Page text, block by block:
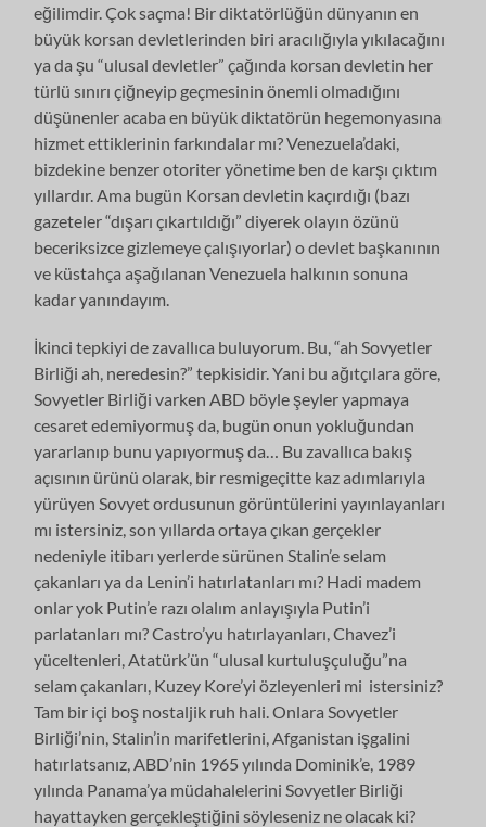
eğilimdir. Çok saçma! Bir diktatörlüğün dünyanın en
büyük korsan devletlerinden biri aracılığıyla yıkılacağını
ya da şu “ulusal devletler” çağında korsan devletin her
türlü sınırı çiğneyip geçmesinin önemli olmadığını
düşünenler acaba en büyük diktatörün hegemonyasına
hizmet ettiklerinin farkındalar mı? Venezuela’daki,
bizdekine benzer otoriter yönetime ben de karşı çıktım
yıllardır. Ama bugün Korsan devletin kaçırdığı (bazı
gazeteler “dışarı çıkartıldığı” diyerek olayın özünü
beceriksizce gizlemeye çalışıyorlar) o devlet başkanının
ve küstahça aşağılanan Venezuela halkının sonuna
kadar yanındayım.
İkinci tepkiyi de zavallıca buluyorum. Bu, “ah Sovyetler
Birliği ah, neredesin?” tepkisidir. Yani bu ağıtçılara göre,
Sovyetler Birliği varken ABD böyle şeyler yapmaya
cesaret edemiyormuş da, bugün onun yokluğundan
yararlanıp bunu yapıyormuş da… Bu zavallıca bakış
açısının ürünü olarak, bir resmigeçitte kaz adımlarıyla
yürüyen Sovyet ordusunun görüntülerini yayınlayanları
mı istersiniz, son yıllarda ortaya çıkan gerçekler
nedeniyle itibarı yerlerde sürünen Stalin’e selam
çakanları ya da Lenin’i hatırlatanları mı? Hadi madem
onlar yok Putin’e razı olalım anlayışıyla Putin’i
parlatanları mı? Castro’yu hatırlayanları, Chavez’i
yüceltenleri, Atatürk’ün “ulusal kurtuluşçuluğu”na
selam çakanları, Kuzey Kore’yi özleyenleri mi istersiniz?
Tam bir içi boş nostaljik ruh hali. Onlara Sovyetler
Birliği’nin, Stalin’in marifetlerini, Afganistan işgalini
hatırlatsanız, ABD’nin 1965 yılında Dominik’e, 1989
yılında Panama’ya müdahalelerini Sovyetler Birliği
hayattayken gerçekleştiğini söyleseniz ne olacak ki?